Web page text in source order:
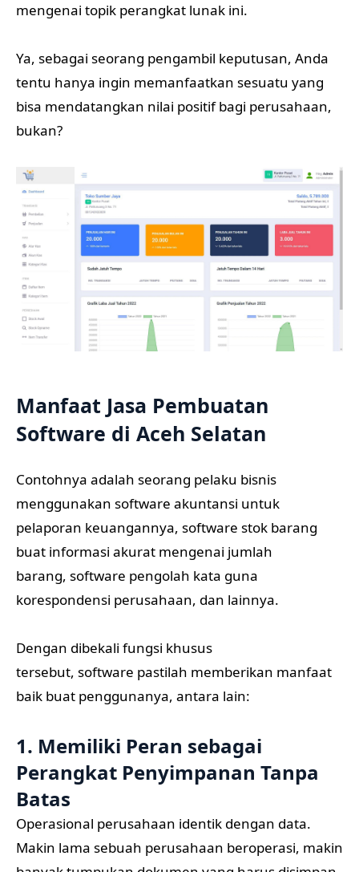
mengenai topik perangkat lunak ini.
Ya, sebagai seorang pengambil keputusan, Anda
tentu hanya ingin memanfaatkan sesuatu yang
bisa mendatangkan nilai positif bagi perusahaan,
bukan?
Manfaat Jasa Pembuatan
Software di Aceh Selatan
Contohnya adalah seorang pelaku bisnis
menggunakan software akuntansi untuk
pelaporan keuangannya, software stok barang
buat informasi akurat mengenai jumlah
barang, software pengolah kata guna
korespondensi perusahaan, dan lainnya.
Dengan dibekali fungsi khusus
tersebut, software pastilah memberikan manfaat
baik buat penggunanya, antara lain:
1. Memiliki Peran sebagai
Perangkat Penyimpanan Tanpa
Batas
Operasional perusahaan identik dengan data.
Makin lama sebuah perusahaan beroperasi, makin